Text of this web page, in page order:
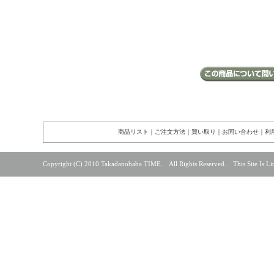
商品リスト ｜ ご注文方法｜ 買い取り ｜ お問い合わせ｜ 利
Copyright (C) 2010 Takadanobaba TIME. All Rights Reserved. This Site Is